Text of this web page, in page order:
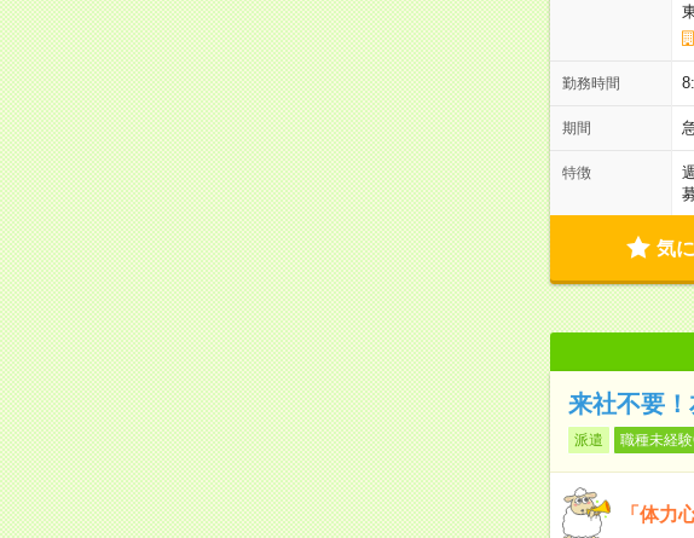
勤務時間
期間
特徴
気
来社不要
派遣 職種未経
「体力